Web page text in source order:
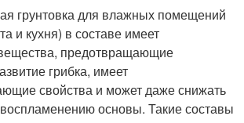
грунтовка для влажных помещений
и кухня) в составе имеет
предотвращающие
грибка, имеет
свойства и может даже снижать
воспламенению основы. Такие составы